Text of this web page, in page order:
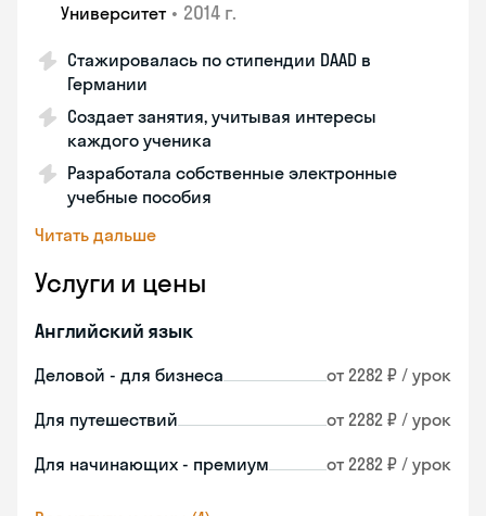
Университет • 2014 г.
Стажировалась по стипендии DAAD в
Германии
Создает занятия, учитывая интересы
каждого ученика
Разработала собственные электронные
учебные пособия
Читать дальше
Услуги и цены
Английский язык
Деловой - для бизнеса от 2282 ₽ / урок
Для путешествий от 2282 ₽ / урок
Для начинающих - премиум от 2282 ₽ / урок